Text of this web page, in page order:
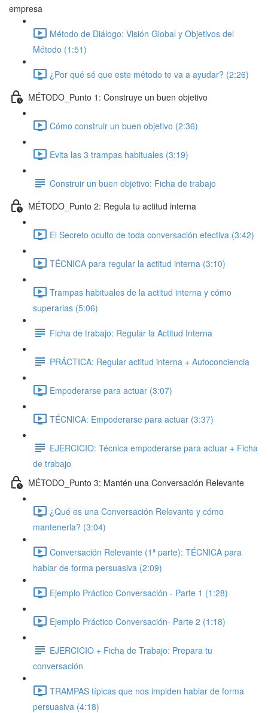
empresa
Método de Diálogo: Visión Global y Objetivos del
Método (1:51)
¿Por qué sé que este método te va a ayudar? (2:26)
MÉTODO_Punto 1: Construye un buen objetivo
Cómo construir un buen objetivo (2:36)
Evita las 3 trampas habituales (3:19)
Construir un buen objetivo: Ficha de trabajo
MÉTODO_Punto 2: Regula tu actitud interna
El Secreto oculto de toda conversación efectiva (3:42)
TÉCNICA para regular la actitud interna (3:10)
Trampas habituales de la actitud interna y cómo
superarlas (5:06)
Ficha de trabajo: Regular la Actitud Interna
PRÁCTICA: Regular actitud interna + Autoconciencia
Empoderarse para actuar (3:07)
TÉCNICA: Empoderarse para actuar (3:37)
EJERCICIO: Técnica empoderarse para actuar + Ficha
de trabajo
MÉTODO_Punto 3: Mantén una Conversación Relevante
¿Qué es una Conversación Relevante y cómo
mantenerla? (3:04)
Conversación Relevante (1ª parte): TÉCNICA para
hablar de forma persuasiva (2:09)
Ejemplo Práctico Conversación - Parte 1 (1:28)
Ejemplo Práctico Conversación- Parte 2 (1:18)
EJERCICIO + Ficha de Trabajo: Prepara tu
conversación
TRAMPAS típicas que nos impiden hablar de forma
persuasiva (4:18)